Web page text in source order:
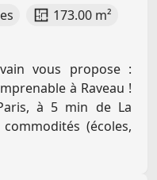
173.00 m²
vous propose :
à Raveau !
à 5 min de La
(écoles,